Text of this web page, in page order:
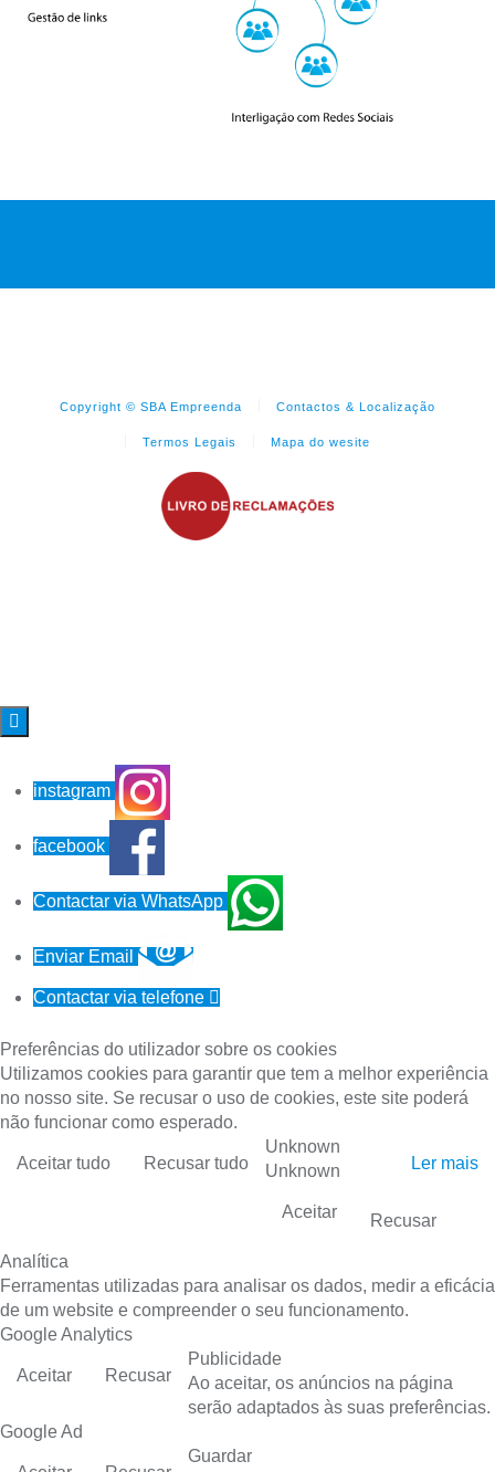
Copyright © SBA Empreenda Contactos & Localização
Termos Legais Mapa do wesite

instagram
facebook
Contactar via WhatsApp
Enviar Email
Contactar via telefone 
Preferências do utilizador sobre os cookies
Utilizamos cookies para garantir que tem a melhor experiência
no nosso site. Se recusar o uso de cookies, este site poderá
não funcionar como esperado.
Aceitar tudo Recusar tudo Ler mais
Unknown
Unknown
Aceitar Recusar
Analítica
Ferramentas utilizadas para analisar os dados, medir a eficácia
de um website e compreender o seu funcionamento.
Google Analytics
Aceitar Recusar
Publicidade
Ao aceitar, os anúncios na página
serão adaptados às suas preferências.
Google Ad
Guardar